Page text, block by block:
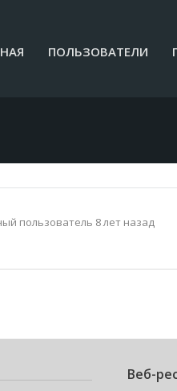
ПОЛЬЗОВАТЕЛИ
пользователь 8 лет назад
Веб-